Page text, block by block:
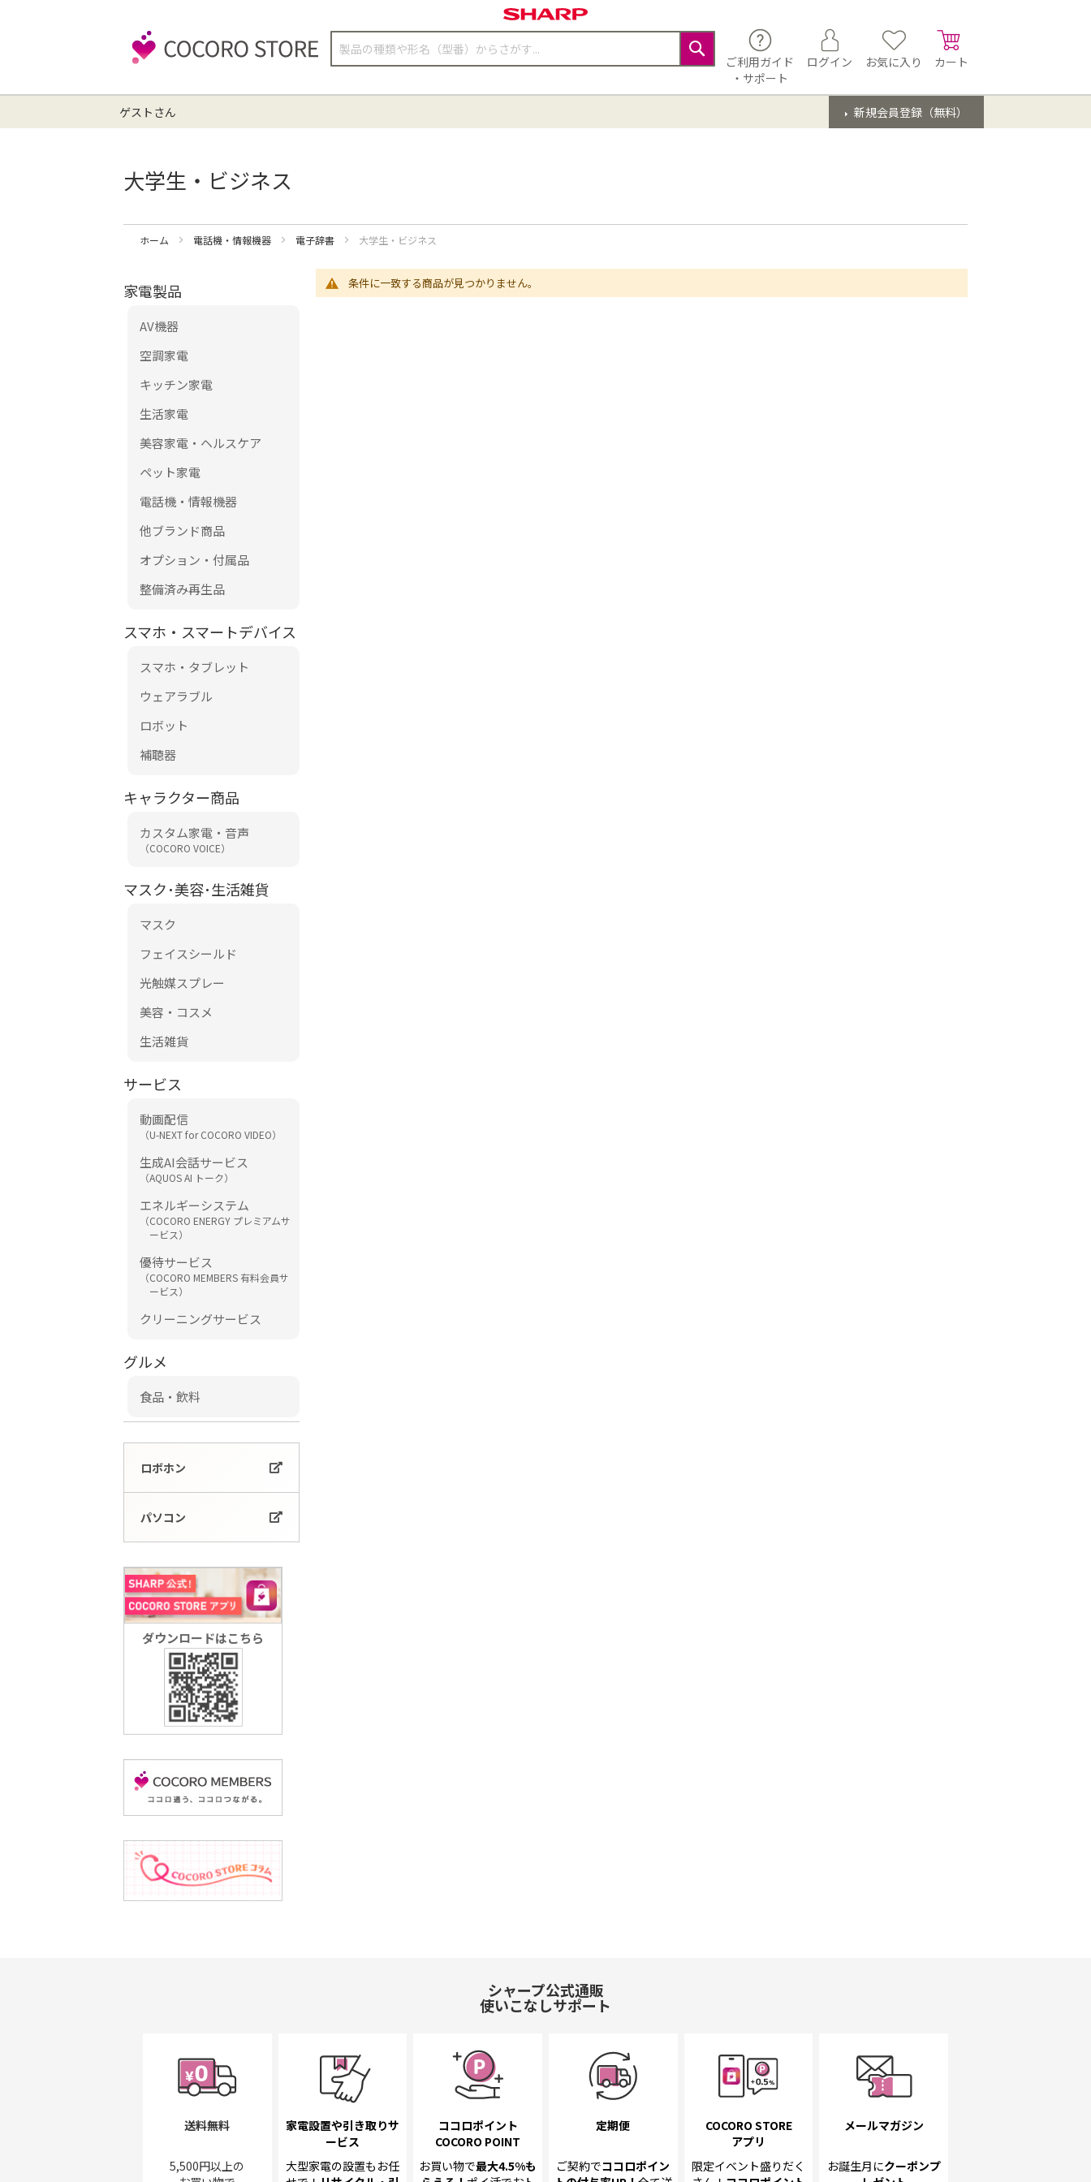
検
検
ご利用ガイド
・サポート
ログイン お気に入り カート
新規会員登録（無料）
ゲストさん
大学生・ビジネス
ホーム 電話機・情報機器 電子辞書 大学生・ビジネス
条件に一致する商品が見つかりません。
家電製品
AV機器
空調家電
キッチン家電
生活家電
美容家電・ヘルスケア
ペット家電
電話機・情報機器
他ブランド商品
オプション・付属品
整備済み再生品
スマホ・スマートデバイス
スマホ・タブレット
ウェアラブル
ロボット
補聴器
キャラクター商品
カスタム家電・音声
（COCORO VOICE）
マスク･美容･生活雑貨
マスク
フェイスシールド
光触媒スプレー
美容・コスメ
生活雑貨
サービス
動画配信
（U-NEXT for COCORO VIDEO）
生成AI会話サービス
（AQUOS AI トーク）
エネルギーシステム
（COCORO ENERGY プレミアムサ
ービス）
優待サービス
（COCORO MEMBERS 有料会員サ
ービス）
クリーニングサービス
グルメ
食品・飲料
ロボホン
パソコン
ダウンロードはこちら
シャープ公式通販
使いこなしサポート
送料無料
5,500円以上の
家電設置や引き取りサ
ービス
大型家電の設置も お任
ココロポイント
COCORO POINT
お買い物で最大4.5%も
定期便
ご契約でココロポイン
COCORO STORE
アプリ
限定イベント盛りだく
メールマガジン
お誕生月にクーポンプ